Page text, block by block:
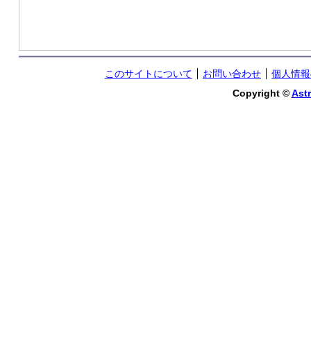
このサイトについて お問い合わせ
個人情
Copyright ©